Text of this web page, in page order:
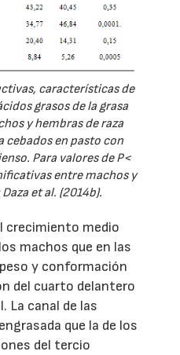
características de
grasos de la grasa
y hembras de raza
cebados en pasto con
Para valores de P<
entre machos y
et al. (2014b).
crecimiento medio
machos que en las
y conformación
del cuarto delantero
La canal de las
que la de los
del tercio